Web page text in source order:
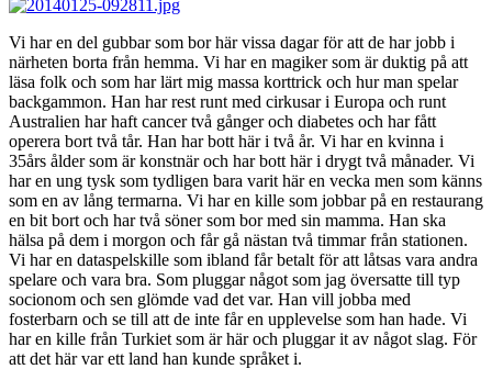
Vi har en del gubbar som bor här vissa dagar för att de har jobb i
närheten borta från hemma. Vi har en magiker som är duktig på att
läsa folk och som har lärt mig massa korttrick och hur man spelar
backgammon. Han har rest runt med cirkusar i Europa och runt
Australien har haft cancer två gånger och diabetes och har fått
operera bort två tår. Han har bott här i två år. Vi har en kvinna i
35års ålder som är konstnär och har bott här i drygt två månader. Vi
har en ung tysk som tydligen bara varit här en vecka men som känns
som en av lång termarna. Vi har en kille som jobbar på en restaurang
en bit bort och har två söner som bor med sin mamma. Han ska
hälsa på dem i morgon och får gå nästan två timmar från stationen.
Vi har en dataspelskille som ibland får betalt för att låtsas vara andra
spelare och vara bra. Som pluggar något som jag översatte till typ
socionom och sen glömde vad det var. Han vill jobba med
fosterbarn och se till att de inte får en upplevelse som han hade. Vi
har en kille från Turkiet som är här och pluggar it av något slag. För
att det här var ett land han kunde språket i.